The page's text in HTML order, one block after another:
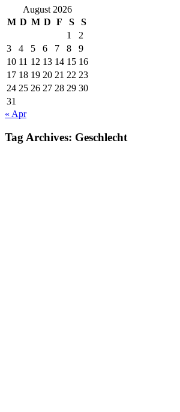
August 2026
M D M D F S
S
1
2
3
4 5 6 7 8
9
10 11 12 13 14 15 16
17 18 19 20 21 22 23
24 25 26 27 28 29 30
31
« Apr
Tag Archives: Geschlecht